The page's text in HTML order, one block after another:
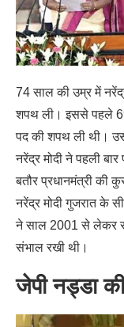
74 साल की उम्र में
शपथ ली। इससे पहले
पद की शपथ ली थी।
नरेंद्र मोदी ने पहली
बतौर प्रधानमंत्री की
नरेंद्र मोदी गुजरात के
ने साल 2001 से लेकर
संभाल रखी थी।
जेपी नड्डा